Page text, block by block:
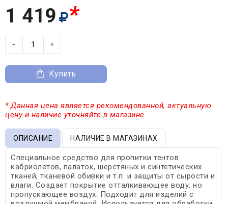
1 419 *
− +
Купить
* Данная цена является рекомендованной, актуальную
цену и наличие уточняйте в магазине.
ОПИСАНИЕ НАЛИЧИЕ В МАГАЗИНАХ
Специальное средство для пропитки тентов
кабриолетов, палаток, шерстяных и синтетических
тканей, тканевой обивки и т.п. и защиты от сырости и
влаги. Создает покрытие отталкивающее воду, но
пропускающее воздух. Подходит для изделий с